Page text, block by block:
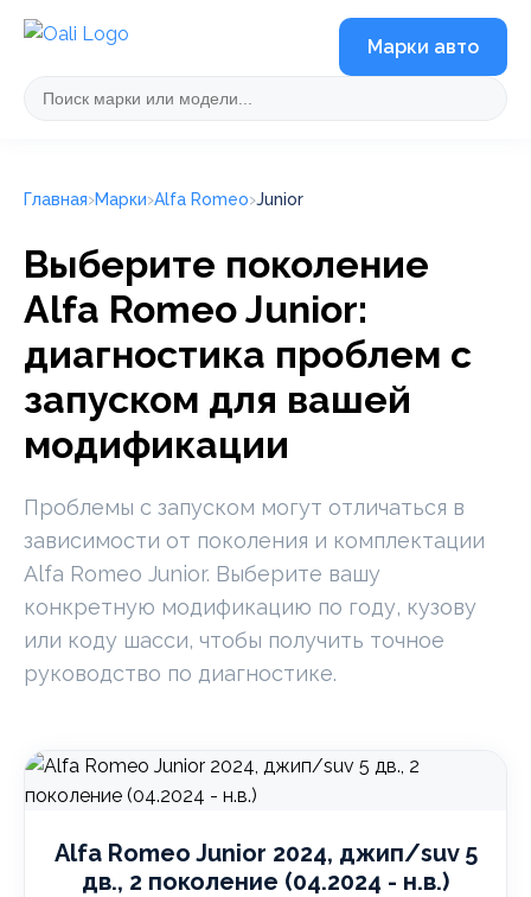
Марки авто
Главная Марки Alfa Romeo Junior
Выберите поколение
Alfa Romeo Junior:
диагностика проблем с
запуском для вашей
модификации
Проблемы с запуском могут отличаться в
зависимости от поколения и комплектации
Alfa Romeo Junior. Выберите вашу
конкретную модификацию по году, кузову
или коду шасси, чтобы получить точное
руководство по диагностике.
Alfa Romeo Junior 2024, джип/suv 5
дв., 2 поколение (04.2024 - н.в.)